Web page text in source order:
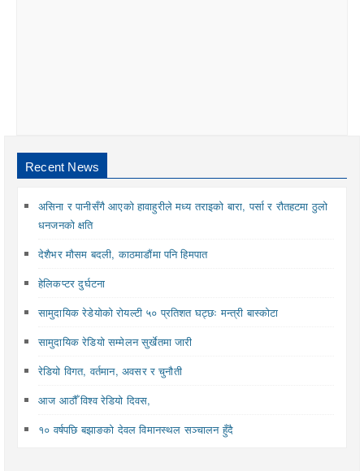
Recent News
असिना र पानीसँगै आएको हावाहुरीले मध्य तराइको बारा, पर्सा र रौतहटमा ठुलो
धनजनको क्षति
देशैभर मौसम बदली, काठमाडौंमा पनि हिमपात
हेलिकप्टर दुर्घटना
सामुदायिक रेडेयोको रोयल्टी ५० प्रतिशत घट्छः मन्त्री बास्कोटा
सामुदायिक रेडियो सम्मेलन सुर्खेतमा जारी
रेडियो विगत, वर्तमान, अवसर र चुनौती
आज आठौँ विश्व रेडियो दिवस,
१० वर्षपछि बझाङको देवल विमानस्थल सञ्चालन हुँदै